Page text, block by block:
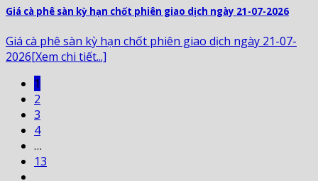
Giá cà phê sàn kỳ hạn chốt phiên giao dịch ngày 21-07-2026
Giá cà phê sàn kỳ hạn chốt phiên giao dịch ngày 21-07-
2026[Xem chi tiết...]
1
2
3
4
…
13